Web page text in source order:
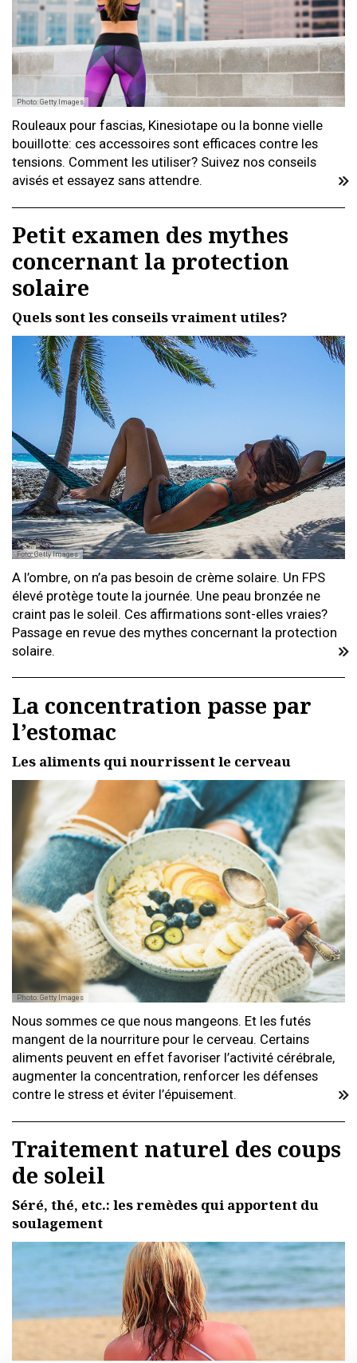
Photo: Getty Images
Rouleaux pour fascias, Kinesiotape ou la bonne vielle
bouillotte: ces accessoires sont efficaces contre les
tensions. Comment les utiliser? Suivez nos conseils
avisés et essayez sans attendre.
Petit examen des mythes
concernant la protection
solaire
Quels sont les conseils vraiment utiles?
Foto: Getty Images
A l’ombre, on n’a pas besoin de crème solaire. Un FPS
élevé protège toute la journée. Une peau bronzée ne
craint pas le soleil. Ces affirmations sont-elles vraies?
Passage en revue des mythes concernant la protection
solaire.
La concentration passe par
l’estomac
Les aliments qui nourrissent le cerveau
Photo: Getty Images
Nous sommes ce que nous mangeons. Et les futés
mangent de la nourriture pour le cerveau. Certains
aliments peuvent en effet favoriser l’activité cérébrale,
augmenter la concentration, renforcer les défenses
contre le stress et éviter l’épuisement.
Traitement naturel des coups
de soleil
Séré, thé, etc.: les remèdes qui apportent du
soulagement